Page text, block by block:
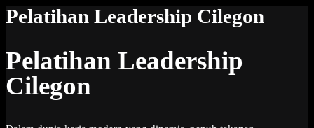
Pelatihan Leadership Cilegon
Pelatihan Leadership
Cilegon